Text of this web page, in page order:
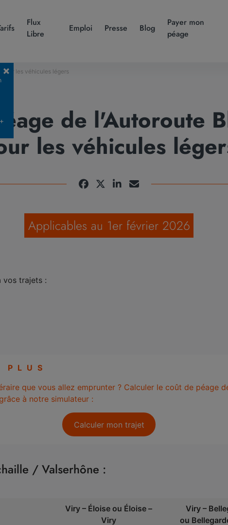
Flux
Libre
Emploi Presse Blog
Payer mon
péage
pour les véhicules légers
de l'Autoroute
les véhicules
Applicables au 1er février 2026
vos trajets :
PLUS
que vous allez emprunter ? Calculer le coût de péage
à notre simulateur :
Calculer mon trajet
/ Valserhône :
Viry – Éloise ou Éloise –
Viry
Viry –
ou